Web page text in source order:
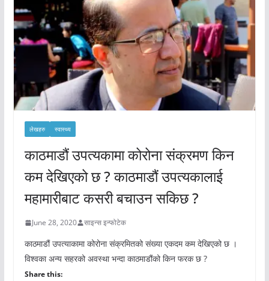
लेखहरु स्वास्थ्य
काठमाडौं उपत्यकामा कोरोना संक्रमण किन
कम देखिएको छ ? काठमाडौं उपत्यकालाई
महामारीबाट कसरी बचाउन सकिछ ?
June 28, 2020 साइन्स इन्फोटेक
काठमाडौं उपत्याकामा कोरोना संक्रमितको संख्या एकदम कम देखिएको छ ।
विश्वका अन्य सहरको अवस्था भन्दा काठमाडौंको किन फरक छ ?
Share this: